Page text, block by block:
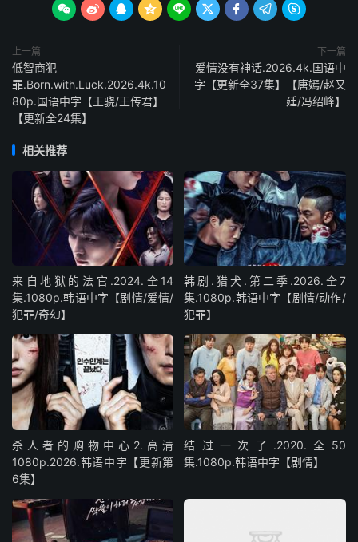
        
上一篇
低智商犯
罪.Born.with.Luck.2026.4k.10
80p.国语中字【王骁/王传君】
【更新全24集】
下一篇
爱情没有神话.2026.4k.国语中
字【更新全37集】【唐嫣/赵又
廷/冯绍峰】
相关推荐
来自地狱的法官.2024.全14
集.1080p.韩语中字【剧情/爱情/
犯罪/奇幻】
韩剧.猎犬.第二季.2026.全7
集.1080p.韩语中字【剧情/动作/
犯罪】
杀人者的购物中心2.高清
1080p.2026.韩语中字【更新第
6集】
结过一次了.2020.全50
集.1080p.韩语中字【剧情】